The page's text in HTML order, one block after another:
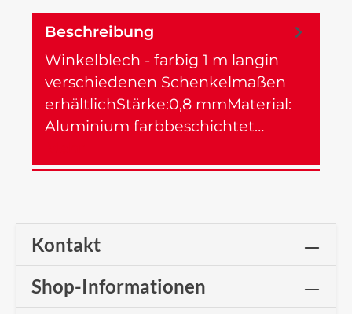
Beschreibung
Winkelblech - farbig 1 m langin
verschiedenen Schenkelmaßen
erhältlichStärke:0,8 mmMaterial:
Aluminium farbbeschichtet…
Kontakt
Shop-Informationen